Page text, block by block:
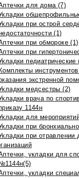
для дома (7)
при острой
(1)
при обмороке (1)
при
педиатрические
Комплекты
экстренной
медсестры (2)
врача по
1144н
для
при
при отравлении
укладки для
№1144н(5)
укладки